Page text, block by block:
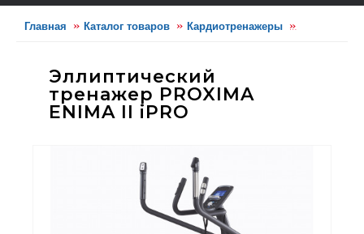
Главная Каталог товаров Кардиотренажеры
Эллиптический
тренажер PROXIMA
ENIMA II iPRO